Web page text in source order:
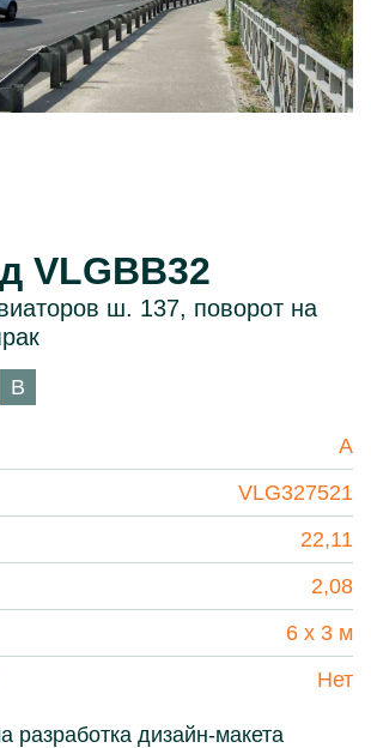
VLGBB32
ш. 137, поворот на
B
A
VLG327521
22,11
2,08
6 х 3 м
Нет
разработка дизайн-макета